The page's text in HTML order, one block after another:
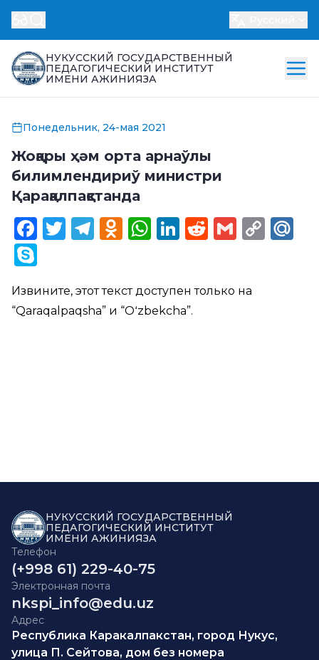
НУКУССКИЙ ГОСУДАРСТВЕННЫЙ
ПЕДАГОГИЧЕСКИЙ ИНСТИТУТ
ИМЕНИ АЖИНИЯЗА
Понедельник, 24-мая 2021
Жоқары ҳәм орта арнаўлы
билимлендириў министри
Қарақалпақстанда
Facebook
Twitter
Telegram
Odnoklassniki
WhatsApp
LinkedIn
Reddit
Gmail
Извините, этот текст доступен только на
“Qaraqalpaqsha” и “Oʻzbekcha”.
НУКУССКИЙ ГОСУДАРСТВЕННЫЙ
ПЕДАГОГИЧЕСКИЙ ИНСТИТУТ
ИМЕНИ АЖИНИЯЗА
Телефон
(+998 61) 229-40-75
Электронная почта
nkspi_info@edu.uz
Адрес
Республика Каракалпакстан, город Нукус,
улица П. Сейтова, дом без номера